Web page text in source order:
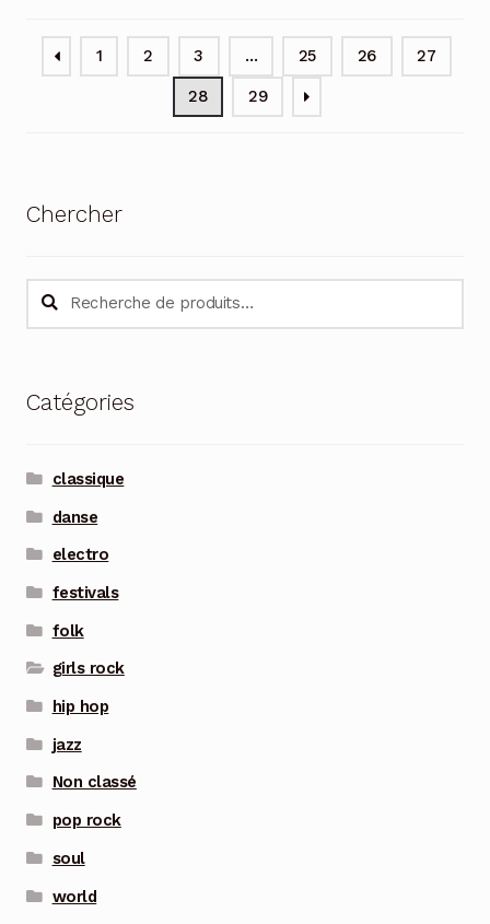
1 2 3 … 25 26 27
28 29
Chercher
Recherche
pour :
Recherche
Catégories
classique
danse
electro
festivals
folk
girls rock
hip hop
jazz
Non classé
pop rock
soul
world